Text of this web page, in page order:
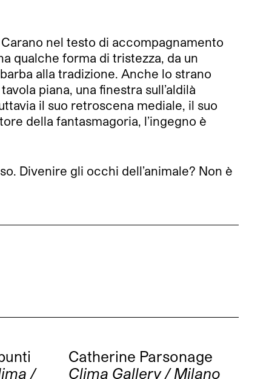
nel testo di accompagnamento
qualche forma di tristezza, da un
alla tradizione. Anche lo strano
piana, una finestra sull’aldilà
il suo retroscena mediale, il suo
della fantasmagoria, l’ingegno è
Divenire gli occhi dell’animale? Non è
/
Catherine Parsonage
Clima Gallery / Milano